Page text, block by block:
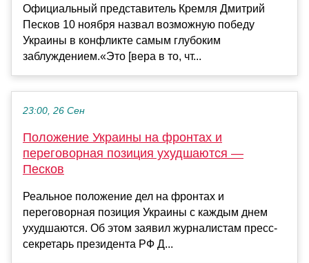
Официальный представитель Кремля Дмитрий
Песков 10 ноября назвал возможную победу
Украины в конфликте самым глубоким
заблуждением.«Это [вера в то, чт...
23:00, 26 Сен
Положение Украины на фронтах и
переговорная позиция ухудшаются —
Песков
Реальное положение дел на фронтах и
переговорная позиция Украины с каждым днем
ухудшаются. Об этом заявил журналистам пресс-
секретарь президента РФ Д...